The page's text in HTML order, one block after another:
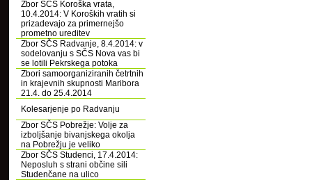
Zbor SČS Koroška vrata,
10.4.2014: V Koroških vratih si
prizadevajo za primernejšo
prometno ureditev
Zbor SČS Radvanje, 8.4.2014: v
sodelovanju s SČS Nova vas bi
se lotili Pekrskega potoka
Zbori samoorganiziranih četrtnih
in krajevnih skupnosti Maribora
21.4. do 25.4.2014
Kolesarjenje po Radvanju
Zbor SČS Pobrežje: Volje za
izboljšanje bivanjskega okolja
na Pobrežju je veliko
Zbor SČS Studenci, 17.4.2014:
Neposluh s strani občine sili
Studenčane na ulico